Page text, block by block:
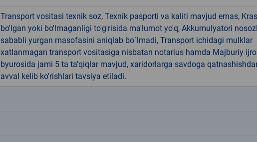
Transport vositasi texnik soz, Texnik pasporti va kaliti mavjud emas,
bo'lgan yoki bo'lmaganligi to'g'risida ma'lumot yo'q, Akkumulyatori
sababli yurgan masofasini aniqlab bo`lmadi, Transport ichidagi mulklar
xatlanmagan transport vositasiga nisbatan notarius hamda Majburiy ijro
byurosida jami 5 ta ta’qiqlar mavjud, xaridorlarga savdoga
avval kelib ko'rishlari tavsiya etiladi.